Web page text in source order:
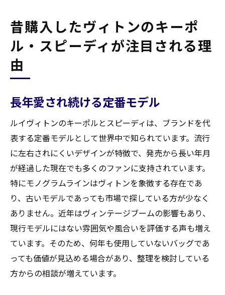
説
キーポル・スピーディを整理する前に知ってお
きたいポイント
は
ヴィトンの古いスピーディも買取価値があ
る理由
ヌメ革劣化のヴィトンも買取可能な理由を解説
ヌメ革の変色やシミがあっても買取できる
訳
買取査定で重視されるポイントと対策とは
ヌメ革劣化があるバッグの買取体験談を紹
介
昔購入したヴィトンのキーポ
ル・スピーディが注目される理
由
長年愛され続ける定番モデル
ルイヴィトンのキーポルとスピーディは、ブランドを代
表する定番モデルとして世界中で知られています。流行
に左右されにくいデザインが特徴で、発売から長い年月
が経過した現在でも多くのファンに支持されています。
特にモノグラムラインはヴィトンを象徴する存在であ
り、古いモデルであっても市場で探している方が少なく
ありません。近年はヴィンテージブームの影響もあり、
現行モデルにはない雰囲気や風合いを評価する声も増え
ています。そのため、何年も使用していないバッグであ
っても価値が見込める場合があり、整理を検討している
方からの相談が増えています。